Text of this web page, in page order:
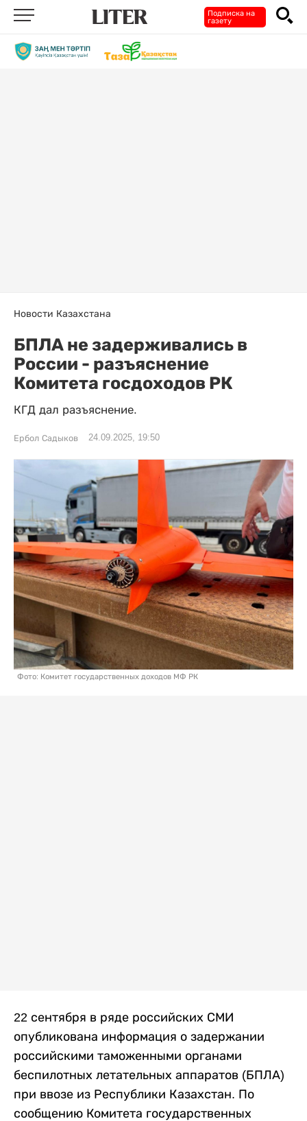
Подписка на
газету
Новости Казахстана
БПЛА не задерживались в
России - разъяснение
Комитета госдоходов РК
КГД дал разъяснение.
Ербол Садыков 24.09.2025, 19:50
Фото: Комитет государственных доходов МФ РК
22 сентября в ряде российских СМИ
опубликована информация о задержании
российскими таможенными органами
беспилотных летательных аппаратов (БПЛА)
при ввозе из Республики Казахстан. По
сообщению Комитета государственных